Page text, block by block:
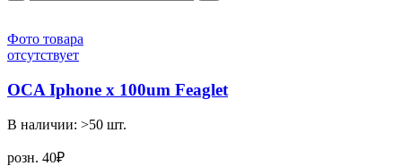
Фото товара
отсутствует
OCA Iphone x 100um Feaglet
В наличии: >50 шт.
розн. 40₽